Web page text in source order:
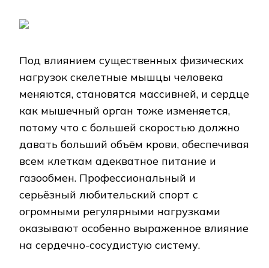
Под влиянием существенных физических
нагрузок скелетные мышцы человека
меняются, становятся массивней, и сердце
как мышечный орган тоже изменяется,
потому что с большей скоростью должно
давать больший объём крови, обеспечивая
всем клеткам адекватное питание и
газообмен. Профессиональный и
серьёзный любительский спорт с
огромными регулярными нагрузками
оказывают особенно выраженное влияние
на сердечно-сосудистую систему.